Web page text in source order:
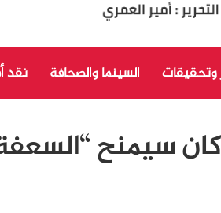
وتحقيقات السينما والصحافة نقد
سيمنح